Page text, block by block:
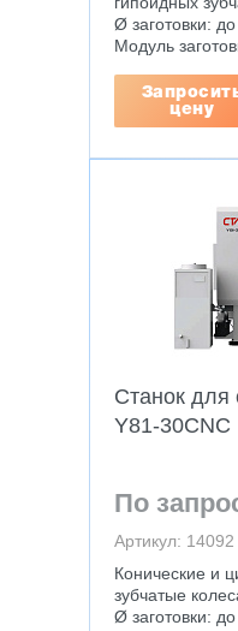
Ø заготовки:
Модуль
цену
Станок для
Y81-30CNC
По
Артикул: 14092
Конические и
зубчатые
Ø заготовки: